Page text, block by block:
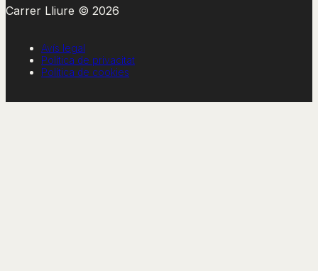
Carrer Lliure © 2026
Avís legal
Política de privacitat
Política de cookies